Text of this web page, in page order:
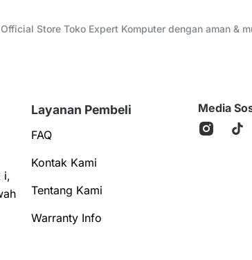
Store Toko Expert Komputer dengan aman &
i,
Layanan Pembeli
FAQ
Kontak Kami
Tentang Kami
Warranty Info
Media